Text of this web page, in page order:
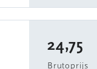
24,75
Brutoprijs